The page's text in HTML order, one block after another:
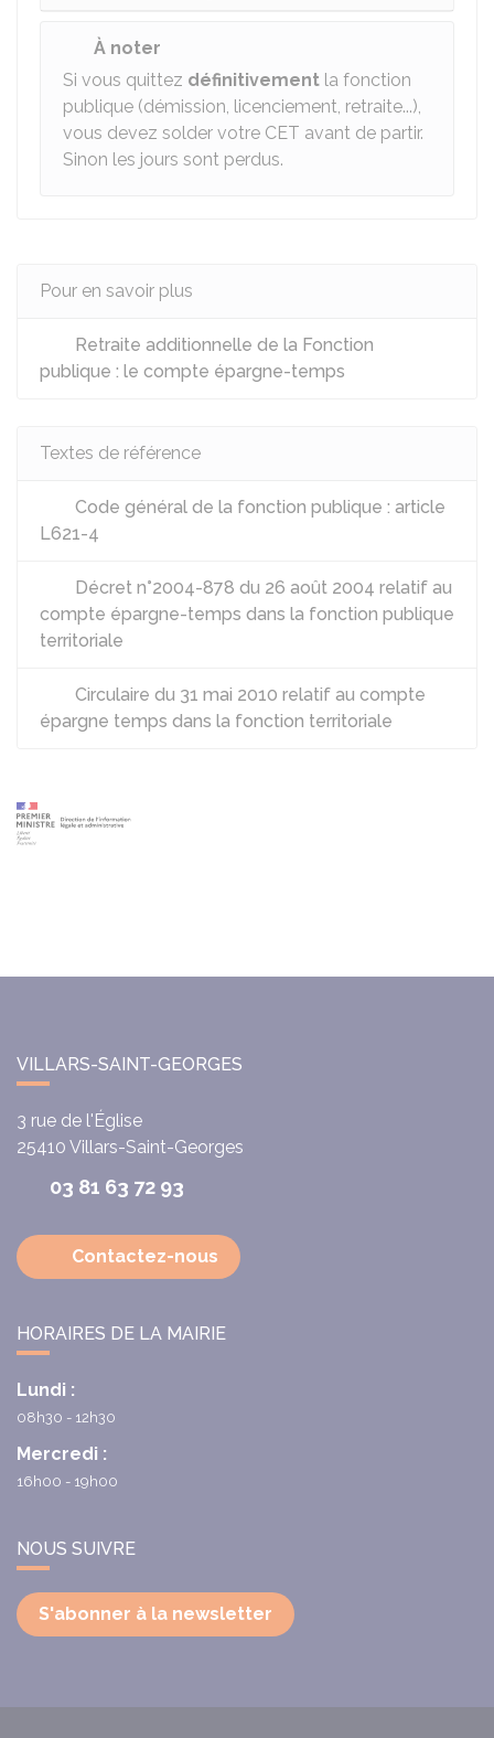
À noter
Si vous quittez définitivement la fonction
publique (démission, licenciement, retraite...),
vous devez solder votre CET avant de partir.
Sinon les jours sont perdus.
Pour en savoir plus
Retraite additionnelle de la Fonction
publique : le compte épargne-temps
Textes de référence
Code général de la fonction publique : article
L621-4
Décret n°2004-878 du 26 août 2004 relatif au
compte épargne-temps dans la fonction publique
territoriale
Circulaire du 31 mai 2010 relatif au compte
épargne temps dans la fonction territoriale
VILLARS-SAINT-GEORGES
3 rue de l'Église
25410 Villars-Saint-Georges
03 81 63 72 93
Contactez-nous
HORAIRES DE LA MAIRIE
Lundi :
08h30 - 12h30
Mercredi :
16h00 - 19h00
NOUS SUIVRE
S'abonner à la newsletter